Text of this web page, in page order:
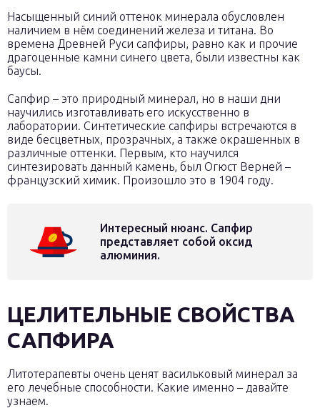
Насыщенный синий оттенок минерала обусловлен
наличием в нём соединений железа и титана. Во
времена Древней Руси сапфиры, равно как и прочие
драгоценные камни синего цвета, были известны как
баусы.
Сапфир – это природный минерал, но в наши дни
научились изготавливать его искусственно в
лаборатории. Синтетические сапфиры встречаются в
виде бесцветных, прозрачных, а также окрашенных в
различные оттенки. Первым, кто научился
синтезировать данный камень, был Огюст Верней –
французский химик. Произошло это в 1904 году.
Интересный нюанс. Сапфир
представляет собой оксид
алюминия.
ЦЕЛИТЕЛЬНЫЕ СВОЙСТВА
САПФИРА
Литотерапевты очень ценят васильковый минерал за
его лечебные способности. Какие именно – давайте
узнаем.